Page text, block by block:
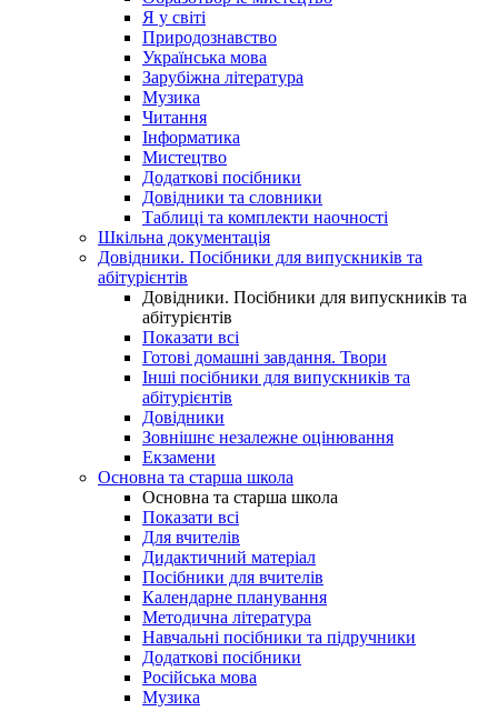
Я у світі
Природознавство
Українська мова
Зарубіжна література
Музика
Читання
Інформатика
Мистецтво
Додаткові посібники
Довідники та словники
Таблиці та комплекти наочності
Шкільна документація
Довідники. Посібники для випускників та
абітурієнтів
Довідники. Посібники для випускників та
абітурієнтів
Показати всі
Готові домашні завдання. Твори
Інші посібники для випускників та
абітурієнтів
Довідники
Зовнішнє незалежне оцінювання
Екзамени
Основна та старша школа
Основна та старша школа
Показати всі
Для вчителів
Дидактичний матеріал
Посібники для вчителів
Календарне планування
Методична література
Навчальні посібники та підручники
Додаткові посібники
Російська мова
Музика